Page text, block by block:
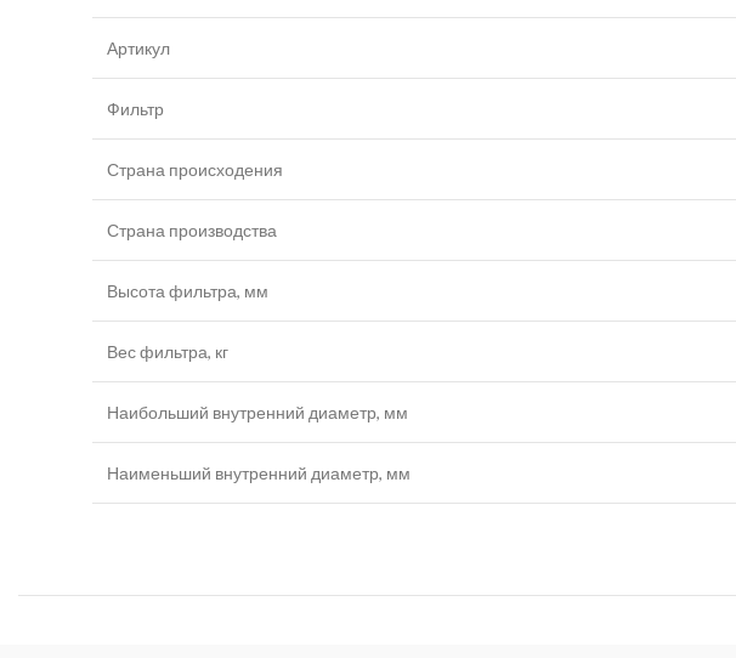
Артикул
Фильтр
Страна происходения
Страна производства
Высота фильтра, мм
Вес фильтра, кг
Наибольший внутренний диаметр, мм
Наименьший внутренний диаметр, мм